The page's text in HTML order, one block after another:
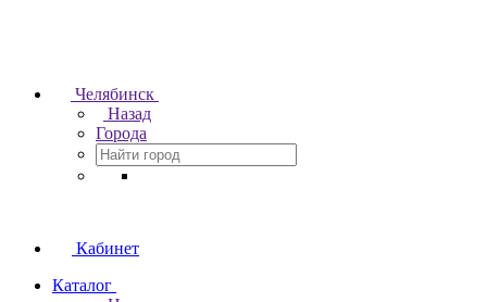
Челябинск
Назад
Города
Кабинет
Каталог